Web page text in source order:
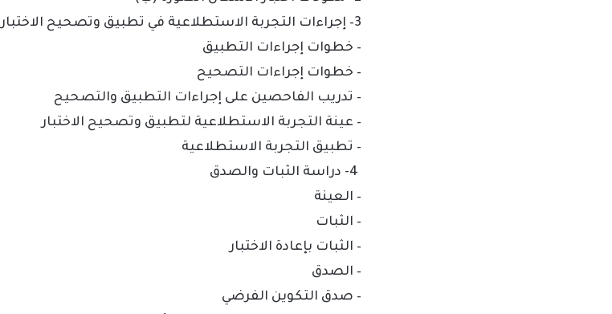
3– إجراءات التجربة الاستطلاعية في تطبيق وتصحيح الاختبار
– خطوات إجراءات التطبيق
– خطوات إجراءات التصحيح
– تدريب الفاحصين على إجراءات التطبيق والتصحيح
– عينة التجربة الاستطلاعية لتطبيق وتصحيح الاختبار
– تطبيق التجربة الاستطلاعية
– العينة
– الثبات
– الثبات بإعادة الاختبار
– الصدق
– صدق التكوين الفرضي